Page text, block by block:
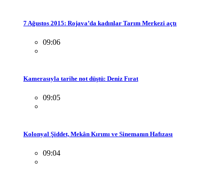
7 Ağustos 2015: Rojava’da kadınlar Tarım Merkezi açtı
09:06
Kamerasıyla tarihe not düştü: Deniz Fırat
09:05
Kolonyal Şiddet, Mekân Kırımı ve Sinemanın Hafızası
09:04